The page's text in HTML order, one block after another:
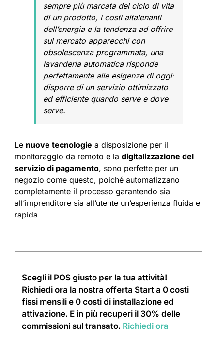
sempre più marcata del ciclo di vita
di un prodotto, i costi altalenanti
dell’energia e la tendenza ad offrire
sul mercato apparecchi con
obsolescenza programmata, una
lavanderia automatica risponde
perfettamente alle esigenze di oggi:
disporre di un servizio ottimizzato
ed efficiente quando serve e dove
serve.
Le nuove tecnologie a disposizione per il
monitoraggio da remoto e la digitalizzazione del
servizio di pagamento, sono perfette per un
negozio come questo, poiché automatizzano
completamente il processo garantendo sia
all’imprenditore sia all’utente un’esperienza fluida e
rapida.
Scegli il POS giusto per la tua attività!
Richiedi ora la nostra offerta Start a 0 costi
fissi mensili e 0 costi di installazione ed
attivazione. E in più recuperi il 30% delle
commissioni sul transato. Richiedi ora